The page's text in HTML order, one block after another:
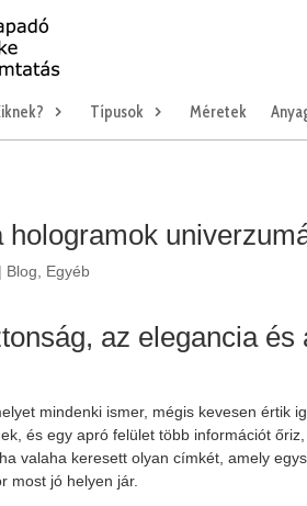
Típusok Méretek
hologramok
| Blog Egyéb
az elegancia és
mindenki ismer, mégis kevesen értik
és egy apró felület több információt
valaha keresett olyan címkét, amely
most jó helyen jár.